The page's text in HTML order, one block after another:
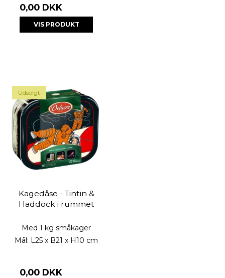
0,00 DKK
VIS PRODUKT
Udsolgt
Kagedåse - Tintin &
Haddock i rummet
Med 1 kg småkager
Mål: L25 x B21 x H10 cm
0,00 DKK